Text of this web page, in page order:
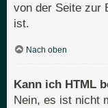
von der Seite zur
ist.
Nach oben
Kann ich HTML
Nein, es ist nicht